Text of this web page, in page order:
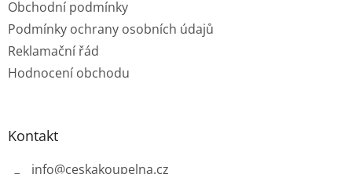
Obchodní podmínky
Podmínky ochrany osobních údajů
Reklamační řád
Hodnocení obchodu
Kontakt
info@ceskakoupelna.cz